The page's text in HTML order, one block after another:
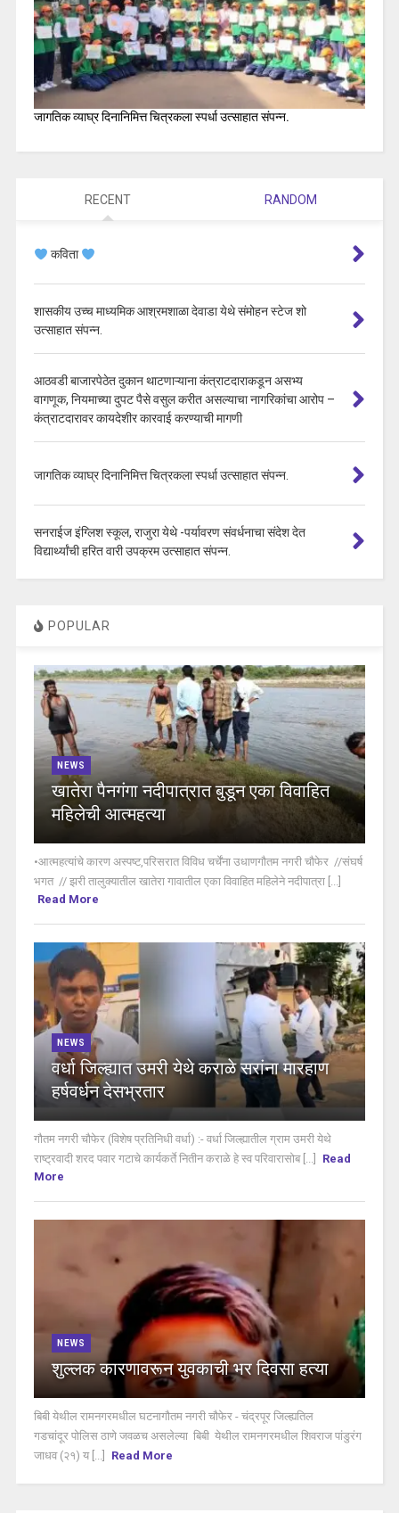
जागतिक व्याघ्र दिनानिमित्त चित्रकला स्पर्धा उत्साहात संपन्न.
RECENT RANDOM
कविता
शासकीय उच्च माध्यमिक आश्रमशाळा देवाडा येथे संमोहन स्टेज शो
उत्साहात संपन्न.
आठवडी बाजारपेठेत दुकान थाटणाऱ्याना कंत्राटदाराकडून असभ्य
वागणूक, नियमाच्या दुपट पैसे वसुल करीत असल्याचा नागरिकांचा आरोप –
कंत्राटदारावर कायदेशीर कारवाई करण्याची मागणी
जागतिक व्याघ्र दिनानिमित्त चित्रकला स्पर्धा उत्साहात संपन्न.
सनराईज इंग्लिश स्कूल, राजुरा येथे -पर्यावरण संवर्धनाचा संदेश देत
विद्यार्थ्यांची हरित वारी उपक्रम उत्साहात संपन्न.
POPULAR
NEWS
खातेरा पैनगंगा नदीपात्रात बुडून एका विवाहित
महिलेची आत्महत्या
•आत्महत्यांचे कारण अस्पष्ट,परिसरात विविध चर्चेंना उधाणगौतम नगरी चौफेर //संघर्ष
भगत // झरी तालुक्यातील खातेरा गावातील एका विवाहित महिलेने नदीपात्रा [...]
Read More
NEWS
वर्धा जिल्ह्यात उमरी येथे कराळे सरांना मारहाण
हर्षवर्धन देसभ्रतार
गौतम नगरी चौफेर (विशेष प्रतिनिधी वर्धा) :- वर्धा जिल्ह्यातील ग्राम उमरी येथे
राष्ट्रवादी शरद पवार गटाचे कार्यकर्ते नितीन कराळे हे स्व परिवारासोब [...]
Read
More
NEWS
शुल्लक कारणावरून युवकाची भर दिवसा हत्या
बिबी येथील रामनगरमधील घटनागौतम नगरी चौफेर - चंद्रपूर जिल्ह्यतिल
गडचांदूर पोलिस ठाणे जवळच असलेल्या बिबी येथील रामनगरमधील शिवराज पांडुरंग
जाधव (२१) य [...]
Read More